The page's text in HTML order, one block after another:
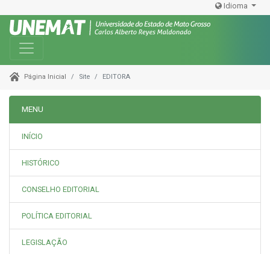
Idioma
Toggle navigation
Página Inicial Site EDITORA
MENU
INÍCIO
HISTÓRICO
CONSELHO EDITORIAL
POLÍTICA EDITORIAL
LEGISLAÇÃO